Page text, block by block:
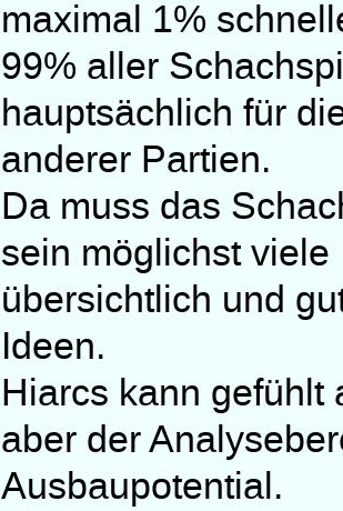
maximal 1%
99% aller
hauptsächlich für
anderer Partien.
Da muss das
sein möglichst
übersichtlich und
Ideen.
Hiarcs kann gefühlt
aber der
Ausbaupotential.